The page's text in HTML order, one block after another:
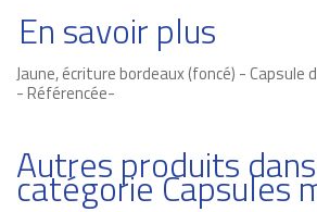
En savoir plus
Jaune, écriture bordeaux (foncé) - Capsule
- Référencée-
Autres produits
catégorie Capsules